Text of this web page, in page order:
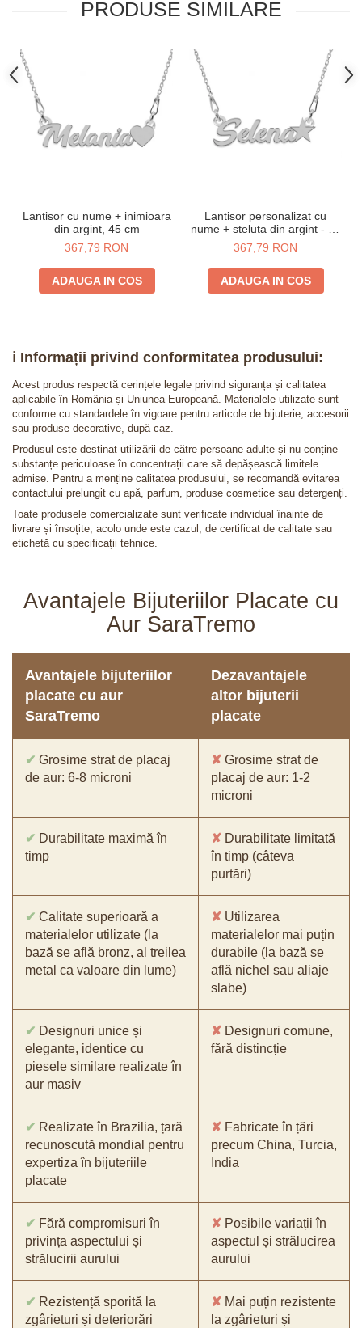
PRODUSE SIMILARE
Lantisor cu nume + inimioara
din argint, 45 cm
367,79 RON
ADAUGA IN COS
Lantisor personalizat cu
nume + steluta din argint - 45
cm
367,79 RON
ADAUGA IN COS
ℹ️ Informații privind conformitatea produsului:
Acest produs respectă cerințele legale privind siguranța și calitatea
aplicabile în România și Uniunea Europeană. Materialele utilizate sunt
conforme cu standardele în vigoare pentru articole de bijuterie, accesorii
sau produse decorative, după caz.
Produsul este destinat utilizării de către persoane adulte și nu conține
substanțe periculoase în concentrații care să depășească limitele
admise. Pentru a menține calitatea produsului, se recomandă evitarea
contactului prelungit cu apă, parfum, produse cosmetice sau detergenți.
Toate produsele comercializate sunt verificate individual înainte de
livrare și însoțite, acolo unde este cazul, de certificat de calitate sau
etichetă cu specificații tehnice.
Avantajele Bijuteriilor Placate cu
Aur SaraTremo
Avantajele bijuteriilor
placate cu aur
SaraTremo
Dezavantajele
altor bijuterii
placate
✔ Grosime strat de placaj
de aur: 6-8 microni
✘ Grosime strat de
placaj de aur: 1-2
microni
✔ Durabilitate maximă în
timp
✘ Durabilitate limitată
în timp (câteva
purtări)
✔ Calitate superioară a
materialelor utilizate (la
bază se află bronz, al treilea
metal ca valoare din lume)
✘ Utilizarea
materialelor mai puțin
durabile (la bază se
află nichel sau aliaje
slabe)
✔ Designuri unice și
elegante, identice cu
piesele similare realizate în
aur masiv
✘ Designuri comune,
fără distincție
✔ Realizate în Brazilia, țară
recunoscută mondial pentru
expertiza în bijuteriile
placate
✘ Fabricate în țări
precum China, Turcia,
India
✔ Fără compromisuri în
privința aspectului și
strălucirii aurului
✘ Posibile variații în
aspectul și strălucirea
aurului
✔ Rezistență sporită la
zgârieturi și deteriorări
✘ Mai puțin rezistente
la zgârieturi și